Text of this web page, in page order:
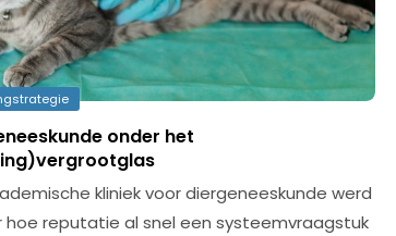
onder het
kliniek voor diergeneeskunde werd
hoe reputatie al snel een systeemvraagstuk